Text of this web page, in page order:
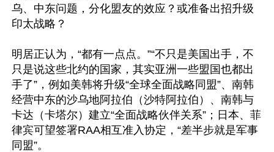
乌、中东问题，分化盟友的效应？或准备出招升级
印太战略？
明居正认为，“都有一点点。”“不只是美国出手，不
只是说这些北约的国家，其实亚洲一些盟国也都出
手了”，例如美韩将升级“全球全面战略同盟”、南韩
经营中东的沙乌地阿拉伯（沙特阿拉伯）、南韩与
卡达（卡塔尔）建立“全面战略伙伴关系”；日本、菲
律宾可望签署RAA相互准入协定，“差半步就是军事
同盟”。